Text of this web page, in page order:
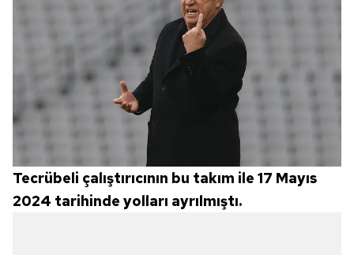
Tecrübeli çalıştırıcının bu takım ile 17 Mayıs
2024 tarihinde yolları ayrılmıştı.